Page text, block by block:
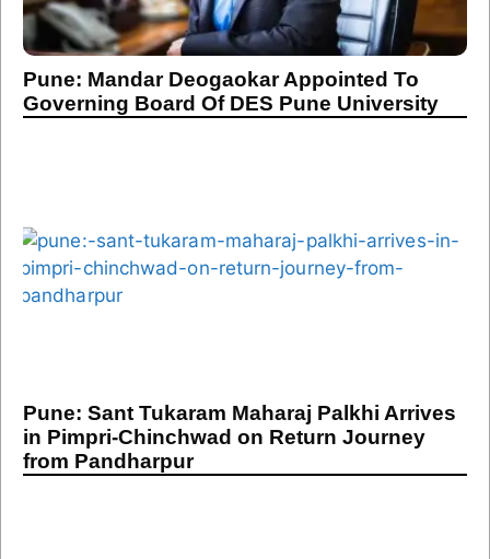
Pune: Mandar Deogaokar Appointed To
Governing Board Of DES Pune University
Pune: Sant Tukaram Maharaj Palkhi Arrives
in Pimpri-Chinchwad on Return Journey
from Pandharpur